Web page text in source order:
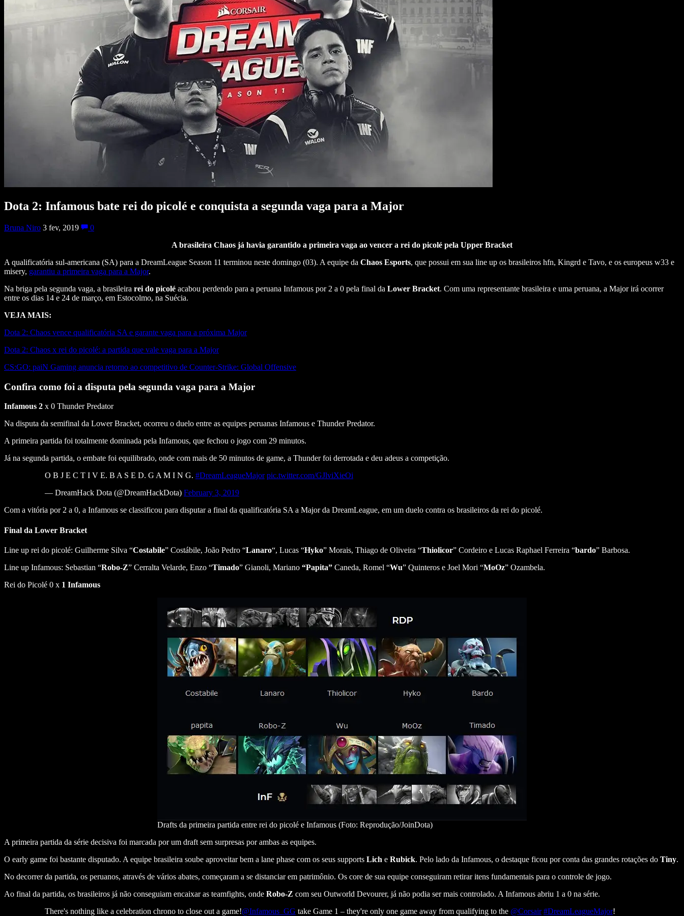
Dota 2: Infamous bate rei do picolé e conquista a segunda vaga para a Major
Bruna Niro 3 fev, 2019
0
A brasileira Chaos já havia garantido a primeira vaga ao vencer a rei do picolé pela Upper Bracket
A qualificatória sul-americana (SA) para a DreamLeague Season 11 terminou neste domingo (03). A equipe da Chaos Esports, que possui em sua line up os brasileiros hfn, Kingrd e Tavo, e os europeus w33 e
misery, garantiu a primeira vaga para a Major.
Na briga pela segunda vaga, a brasileira rei do picolé acabou perdendo para a peruana Infamous por 2 a 0 pela final da Lower Bracket. Com uma representante brasileira e uma peruana, a Major irá ocorrer
entre os dias 14 e 24 de março, em Estocolmo, na Suécia.
VEJA MAIS:
Dota 2: Chaos vence qualificatória SA e garante vaga para a próxima Major
Dota 2: Chaos x rei do picolé: a partida que vale vaga para a Major
CS:GO: paiN Gaming anuncia retorno ao competitivo de Counter-Strike: Global Offensive
Confira como foi a disputa pela segunda vaga para a Major
Infamous 2 x 0 Thunder Predator
Na disputa da semifinal da Lower Bracket, ocorreu o duelo entre as equipes peruanas Infamous e Thunder Predator.
A primeira partida foi totalmente dominada pela Infamous, que fechou o jogo com 29 minutos.
Já na segunda partida, o embate foi equilibrado, onde com mais de 50 minutos de game, a Thunder foi derrotada e deu adeus a competição.
O B J E C T I V E. B A S E D. G A M I N G. #DreamLeagueMajor pic.twitter.com/GJlviXieOi
— DreamHack Dota (@DreamHackDota) February 3, 2019
Com a vitória por 2 a 0, a Infamous se classificou para disputar a final da qualificatória SA a Major da DreamLeague, em um duelo contra os brasileiros da rei do picolé.
Final da Lower Bracket
Line up rei do picolé: Guilherme Silva “Costabile” Costábile, João Pedro “Lanaro“, Lucas “Hyko” Morais, Thiago de Oliveira “Thiolicor” Cordeiro e Lucas Raphael Ferreira “bardo” Barbosa.
Line up Infamous: Sebastian “Robo-Z” Cerralta Velarde, Enzo “Timado” Gianoli, Mariano “Papita” Caneda, Romel “Wu” Quinteros e Joel Mori “MoOz” Ozambela.
Rei do Picolé 0 x 1 Infamous
Drafts da primeira partida entre rei do picolé e Infamous (Foto: Reprodução/JoinDota)
A primeira partida da série decisiva foi marcada por um draft sem surpresas por ambas as equipes.
O early game foi bastante disputado. A equipe brasileira soube aproveitar bem a lane phase com os seus supports Lich e Rubick. Pelo lado da Infamous, o destaque ficou por conta das grandes rotações do Tiny.
No decorrer da partida, os peruanos, através de vários abates, começaram a se distanciar em patrimônio. Os core de sua equipe conseguiram retirar itens fundamentais para o controle de jogo.
Ao final da partida, os brasileiros já não conseguiam encaixar as teamfights, onde Robo-Z com seu Outworld Devourer, já não podia ser mais controlado. A Infamous abriu 1 a 0 na série.
There's nothing like a celebration chrono to close out a game!@Infamous_GG take Game 1 – they're only one game away from qualifying to the @Corsair #DreamLeagueMajor!